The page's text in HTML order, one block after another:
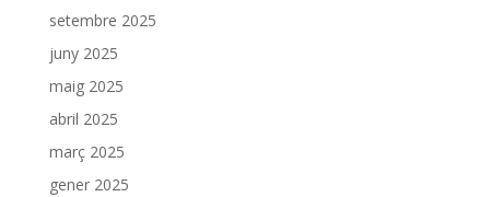
setembre 2025
juny 2025
maig 2025
abril 2025
març 2025
gener 2025